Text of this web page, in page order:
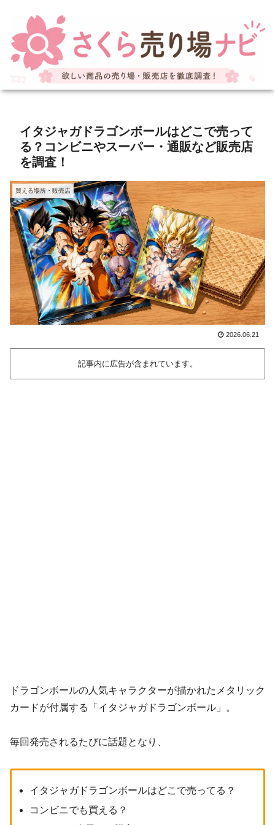
イタジャガドラゴンボールはどこで売って
る？コンビニやスーパー・通販など販売店
を調査！
買える場所・販売店
2026.06.21
記事内に広告が含まれています。
ドラゴンボールの人気キャラクターが描かれたメタリック
カードが付属する「イタジャガドラゴンボール」。
毎回発売されるたびに話題となり、
イタジャガドラゴンボールはどこで売ってる？
コンビニでも買える？